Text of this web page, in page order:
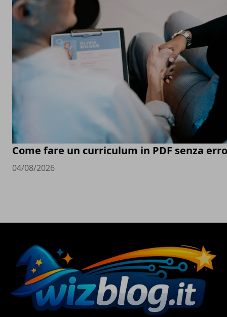
Come fare un curriculum in PDF senza
04/08/2026